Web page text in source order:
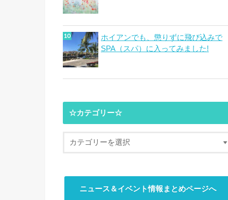
ホイアンでも、懲りずに飛び込みで
SPA（スパ）に入ってみました!
☆カテゴリー☆
ニュース＆イベント情報まとめページへ